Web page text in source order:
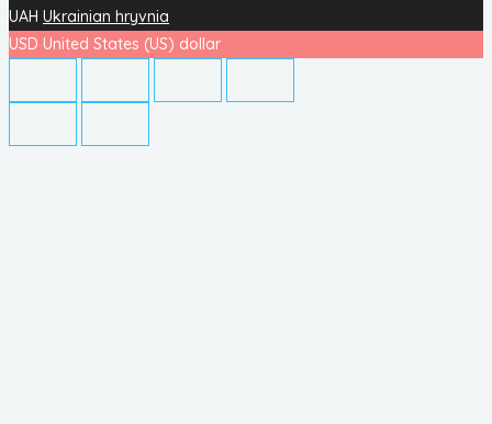
UAH Ukrainian hryvnia
USD United States (US) dollar